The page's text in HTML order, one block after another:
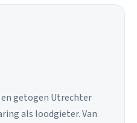
en getogen Utrechter
als loodgieter. Van